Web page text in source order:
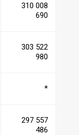
310 008
690
303 522
980
*
297 557
486